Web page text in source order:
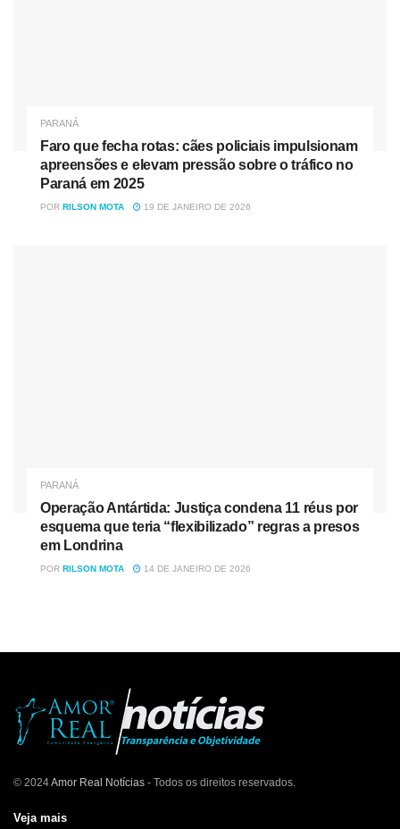
PARANÁ
Faro que fecha rotas: cães policiais impulsionam
apreensões e elevam pressão sobre o tráfico no
Paraná em 2025
POR RILSON MOTA 19 DE JANEIRO DE 2026
PARANÁ
Operação Antártida: Justiça condena 11 réus por
esquema que teria “flexibilizado” regras a presos
em Londrina
POR RILSON MOTA 14 DE JANEIRO DE 2026
© 2024Amor Real Notícias - Todos os direitos reservados.
Veja mais